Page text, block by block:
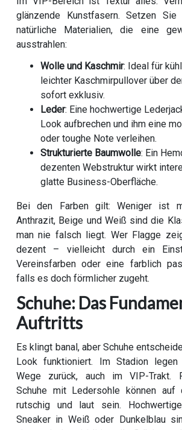
glänzende Kunstfasern. Setzen
natürliche Materialien, die eine
ausstrahlen:
Wolle und Kaschmir: Ideal für
leichter Kaschmirpullover über
sofort exklusiv.
Leder: Eine hochwertige
Look aufbrechen und ihm eine
oder toughe Note verleihen.
Strukturierte Baumwolle: Ein
dezenten Webstruktur wirkt
glatte Business-Oberfläche.
Bei den Farben gilt: Weniger ist
Anthrazit, Beige und Weiß sind die
man nie falsch liegt. Wer Flagge
dezent – vielleicht durch ein
Vereinsfarben oder eine farblich
falls es doch förmlicher zugeht.
Schuhe: Das
Auftritts
Es klingt banal, aber Schuhe
Look funktioniert. Im Stadion
Wege zurück, auch im VIP-Trakt.
Schuhe mit Ledersohle können auf
rutschig und laut sein.
Sneaker in Weiß oder Dunkelblau